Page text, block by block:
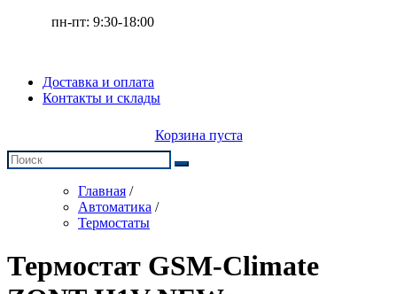
пн-пт: 9:30-18:00
Доставка и оплата
Контакты и склады
Корзина пуста
Главная /
Автоматика /
Термостаты
Термостат GSM-Climate